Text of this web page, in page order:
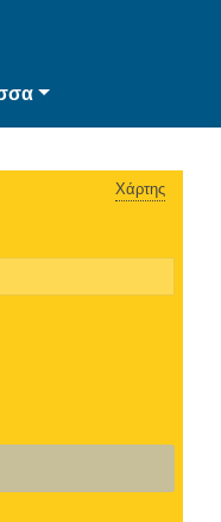
Χάρτης